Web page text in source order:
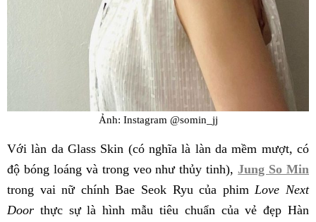
Ảnh: Instagram @somin_jj
Với làn da Glass Skin (có nghĩa là làn da mềm mượt, có
độ bóng loáng và trong veo như thủy tinh),Jung So Min
trong vai nữ chính Bae Seok Ryu của phim Love Next
Door thực sự là hình mẫu tiêu chuẩn của vẻ đẹp Hàn